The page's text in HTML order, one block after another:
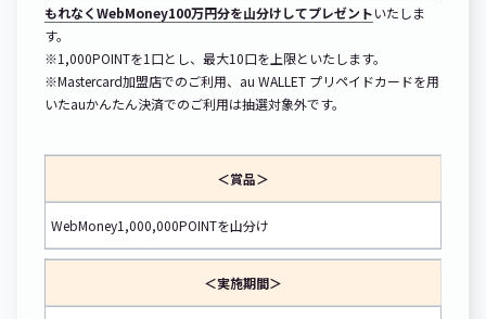
もれなくWebMoney100万円分を山分けしてプレゼントいたしま
す。
※1,000POINTを1口とし、最大10口を上限といたします。
※Mastercard加盟店でのご利用、au WALLET プリペイドカードを用
いたauかんたん決済でのご利用は抽選対象外です。
＜賞品＞
WebMoney1,000,000POINTを山分け
＜実施期間＞